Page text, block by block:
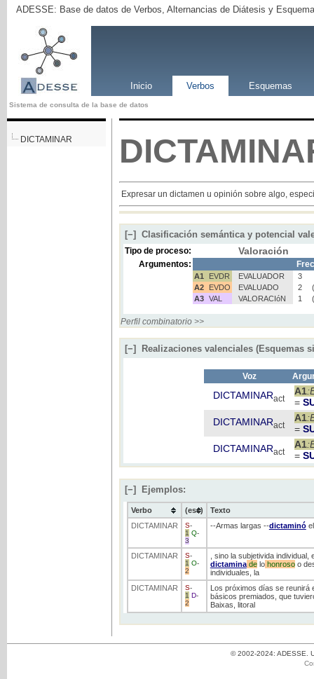
ADESSE: Base de datos de Verbos, Alternancias de Diátesis y
Inicio Verbos Esquemas
Sistema de consulta de la base de datos
DICTAMINAR
Expresar un dictamen u opinión sobre algo,
[−] Clasificación semántica y potencial
Tipo de proceso: Valoración
Argumentos:
A1 EVDR EVALUADOR 3
A2
EVDO EVALUADO 2
A3 VAL VALORACIóN 1
Perfil combinatorio >>
[−] Realizaciones valenciales (Esquemas
Voz
DICTAMINARact
A1
=
DICTAMINARact
A1
=
DICTAMINARact
A1
=
[−] Ejemplos:
Verbo (ess)
Texto
DICTAMINAR
S-
1 Q-
3
--Armas largas --dictaminóel
DICTAMINAR S-
1 O-
2
, sino la subjetivida
dictaminadelohonrosoo
individuales, la
DICTAMINAR
S-
1 D-
2
Los próximos días se reunirá
básicos premiados, que
Baixas, litoral
© 2002-2024: ADESSE.